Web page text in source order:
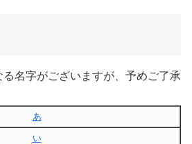
名字がございますが、予めご了承
あ
い